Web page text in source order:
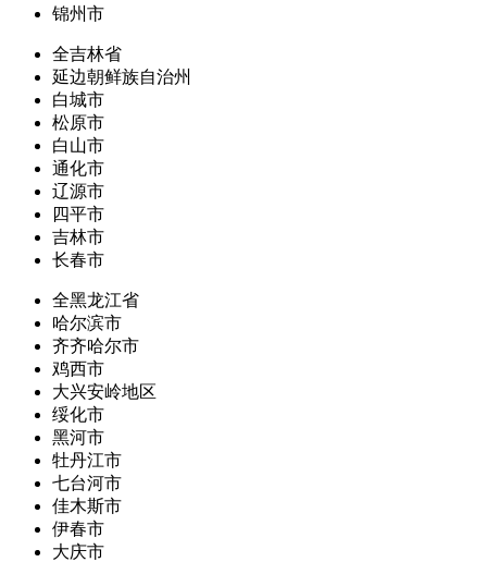
锦州市
全吉林省
延边朝鲜族自治州
白城市
松原市
白山市
通化市
辽源市
四平市
吉林市
长春市
全黑龙江省
哈尔滨市
齐齐哈尔市
鸡西市
大兴安岭地区
绥化市
黑河市
牡丹江市
七台河市
佳木斯市
伊春市
大庆市